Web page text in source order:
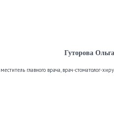
Гуторова
главного врача, врач-стоматолог-